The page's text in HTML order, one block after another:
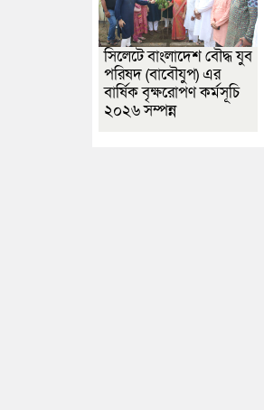
সিলেটে বাংলাদেশ বৌদ্ধ যুব
পরিষদ (বাবৌযুপ) এর
বার্ষিক বৃক্ষরোপণ কর্মসূচি
২০২৬ সম্পন্ন